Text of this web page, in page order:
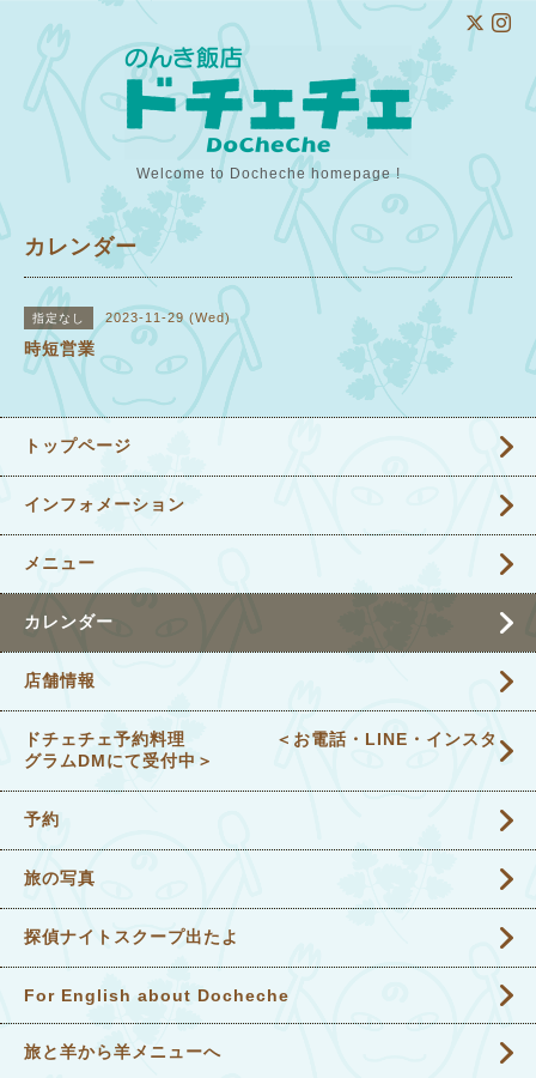
Welcome to Docheche homepage !
カレンダー
指定なし 2023-11-29 (Wed)
時短営業
トップページ
インフォメーション
メニュー
カレンダー
店舗情報
ドチェチェ予約料理 ＜お電話・LINE・インスタ
グラムDMにて受付中＞
予約
旅の写真
探偵ナイトスクープ出たよ
For English about Docheche
旅と羊から羊メニューへ